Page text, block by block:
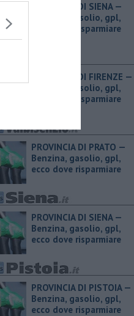
PROVINCIA DI SIENA — ​
Benzina, gasolio, gpl,
ecco dove risparmiare
PROVINCIA DI FIRENZE — ​
Benzina, gasolio, gpl,
ecco dove risparmiare
PROVINCIA DI PRATO — ​
Benzina, gasolio, gpl,
ecco dove risparmiare
PROVINCIA DI SIENA — ​
Benzina, gasolio, gpl,
ecco dove risparmiare
PROVINCIA DI PISTOIA — ​
Benzina, gasolio, gpl,
ecco dove risparmiare